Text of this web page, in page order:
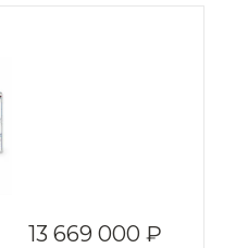
13 669 000 ₽